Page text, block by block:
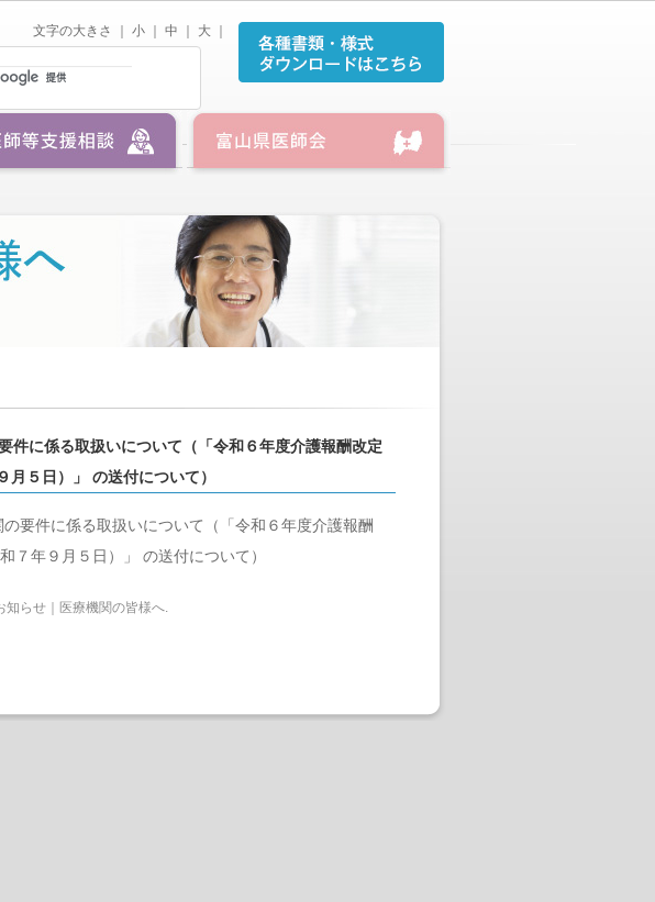
文字の大きさ ｜ 小 中 大
件に係る取扱いについて（「令和６年度介護報酬改定
５日）」 の送付について）
要件に係る取扱いについて（「令和６年度介護報酬
７年９月５日）」 の送付について）
知らせ｜医療機関の皆様へ.